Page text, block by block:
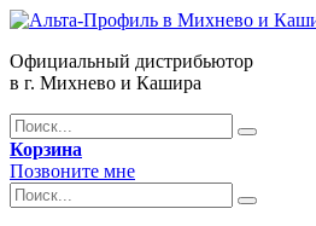
Официальный дистрибьютор
в г. Михнево и Кашира
Корзина
Позвоните мне